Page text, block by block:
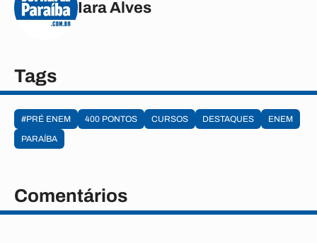
Iara Alves
Tags
#PRÉ ENEM 400 PONTOS CURSOS DESTAQUES
ENEM
PARAÍBA
Comentários